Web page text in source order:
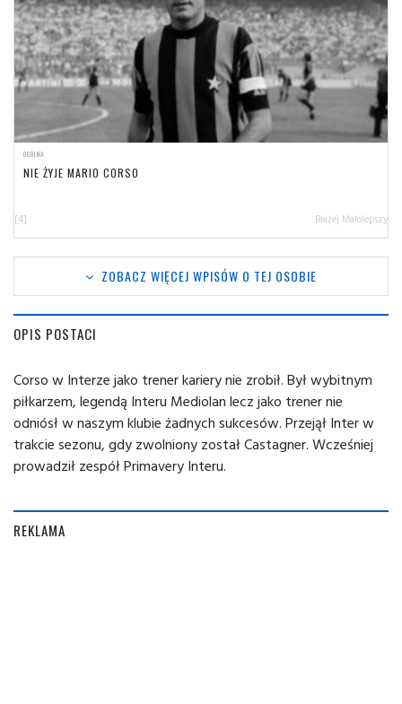
OGÓLNA
NIE ŻYJE MARIO CORSO
[4] Błażej Małolepszy
ZOBACZ WIĘCEJ WPISÓW O TEJ OSOBIE
OPIS POSTACI
Corso w Interze jako trener kariery nie zrobił. Był wybitnym
piłkarzem, legendą Interu Mediolan lecz jako trener nie
odniósł w naszym klubie żadnych sukcesów. Przejął Inter w
trakcie sezonu, gdy zwolniony został Castagner. Wcześniej
prowadził zespół Primavery Interu.
REKLAMA